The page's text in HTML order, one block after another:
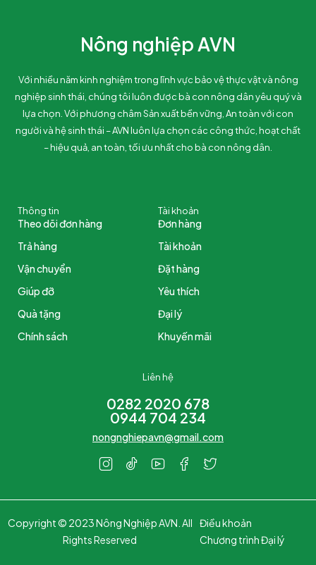
Nông nghiệp AVN
Với nhiều năm kinh nghiệm trong lĩnh vực bảo vệ thực vật và nông
nghiệp sinh thái, chúng tôi luôn được bà con nông dân yêu quý và
lựa chọn. Với phương châm Sản xuất bền vững, An toàn với con
người và hệ sinh thái – AVN luôn lựa chọn các công thức, hoạt chất
– hiệu quả, an toàn, tối ưu nhất cho bà con nông dân.
Thông tin
Theo dõi đơn hàng
Trả hàng
Vận chuyển
Giúp đỡ
Quà tặng
Chính sách
Tài khoản
Đơn hàng
Tài khoản
Đặt hàng
Yêu thích
Đại lý
Khuyến mãi
Liên hệ
0282 2020 678
0944 704 234
nongnghiepavn@gmail.com
Copyright © 2023 Nông Nghiệp AVN. All
Rights Reserved
Điều khoản
Chương trình Đại lý